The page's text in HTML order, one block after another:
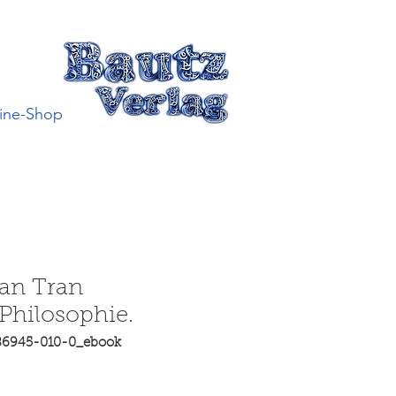
Shop
Tran
010-0_ebook